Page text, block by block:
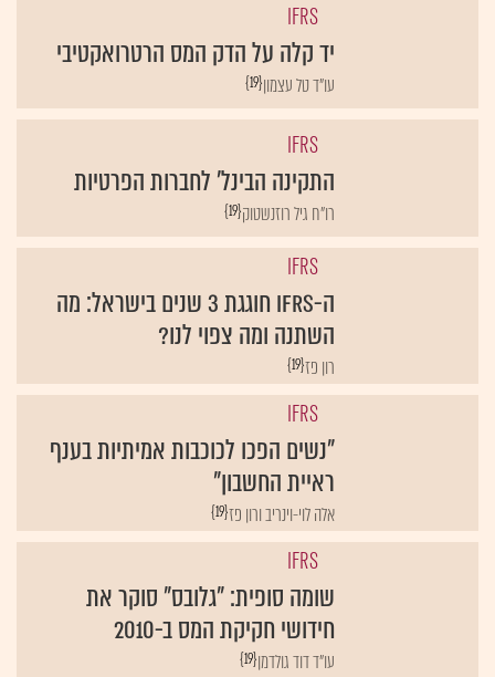
IFRS
יד קלה על הדק המס הרטרואקטיבי
{19}עו"ד טל עצמון
IFRS
התקינה הבינל' לחברות הפרטיות
{19}רו"ח גיל רוזנשטוק
IFRS
ה-IFRS חוגגת 3 שנים בישראל: מה
השתנה ומה צפוי לנו?
{19}רון פז
IFRS
"נשים הפכו לכוכבות אמיתיות בענף
ראיית החשבון"
{19}אלה לוי-וינריב ורון פז
IFRS
שומה סופית: "גלובס" סוקר את
חידושי חקיקת המס ב-2010
{19}עו"ד דוד גולדמן